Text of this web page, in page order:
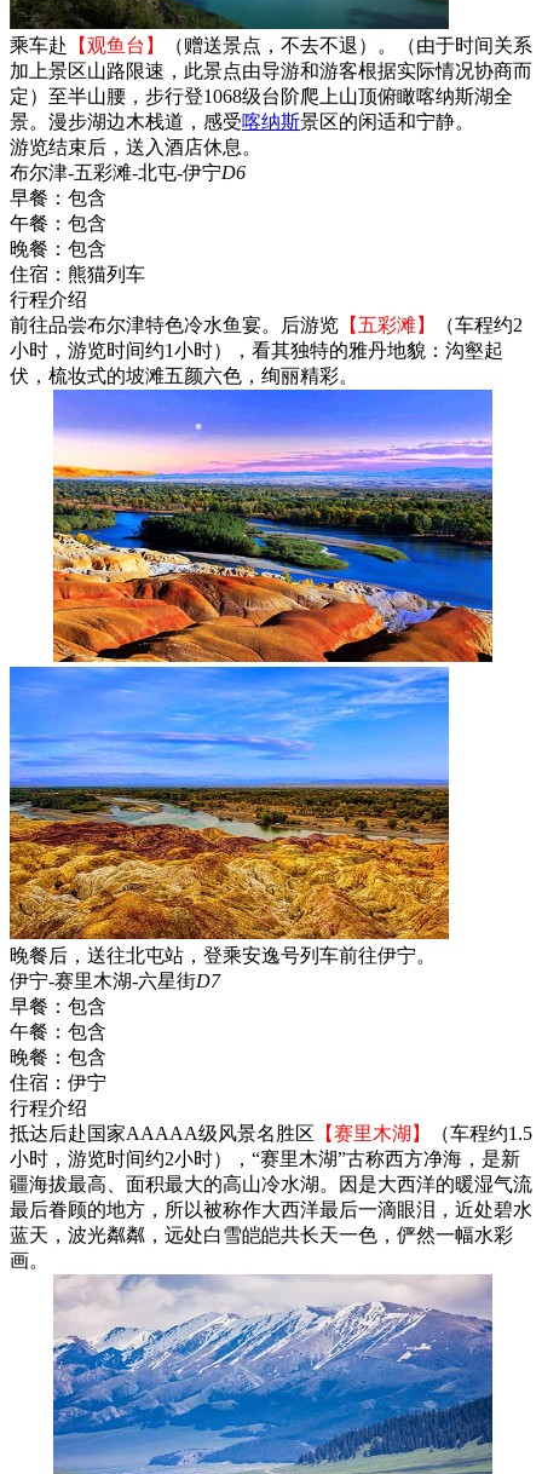
乘车赴 【观鱼台】
（赠送景点，不去不退）。（由于时间关系
加上景区山路限速，此景点由导游和游客根据实际情况协商而
定）至半山腰，步行登1068级台阶爬上山顶俯瞰喀纳斯湖全
景。漫步湖边木栈道，感受喀纳斯景区的闲适和宁静。
游览结束后，送入酒店休息。
布尔津-五彩滩-北屯-伊宁D6
早餐： 包含
午餐： 包含
晚餐： 包含
住宿： 熊猫列车
行程介绍
前往品尝布尔津特色冷水鱼宴。后游览 【五彩滩】
（车程约2
小时，游览时间约1小时），看其独特的雅丹地貌：沟壑起
伏，梳妆式的坡滩五颜六色，绚丽精彩。
晚餐后，送往北屯站，登乘安逸号列车前往伊宁。
伊宁-赛里木湖-六星街D7
早餐： 包含
午餐： 包含
晚餐： 包含
住宿： 伊宁
行程介绍
抵达后赴国家AAAAA级风景名胜区 【赛里木湖】
（车程约1.5
小时，游览时间约2小时），“赛里木湖”古称西方净海，是新
疆海拔最高、面积最大的高山冷水湖。因是大西洋的暖湿气流
最后眷顾的地方，所以被称作大西洋最后一滴眼泪，近处碧水
蓝天，波光粼粼，远处白雪皑皑共长天一色，俨然一幅水彩
画。